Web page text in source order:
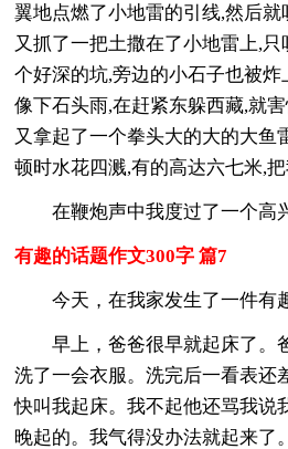
翼地点燃了小地雷的引线,然后就
又抓了一把土撒在了小地雷上,
个好深的坑,旁边的小石子也被
像下石头雨,在赶紧东躲西藏,就
又拿起了一个拳头大的大的大鱼
顿时水花四溅,有的高达六七米,
在鞭炮声中我度过了一个高
有趣的话题作文300字 篇7
今天，在我家发生了一件有
早上，爸爸很早就起床了。
洗了一会衣服。洗完后一看表还
快叫我起床。我不起他还骂我说
晚起的。我气得没办法就起来了。